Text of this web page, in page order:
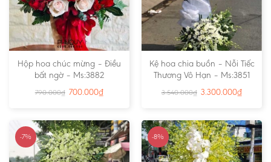
Hộp hoa chúc mừng – Điều
bất ngờ – Ms:3882
790.000₫ 700.000₫
Kệ hoa chia buồn – Nỗi Tiếc
Thương Vô Hạn – Ms:3851
3.540.000₫ 3.300.000₫
-7% -8%